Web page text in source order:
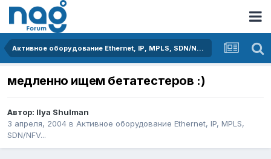
Активное оборудование Ethernet, IP, MPLS, SDN/NFV...
медленно ищем бетатестеров :)
Автор: Ilya Shulman
3 апреля, 2004 в Активное оборудование Ethernet, IP, MPLS,
SDN/NFV...